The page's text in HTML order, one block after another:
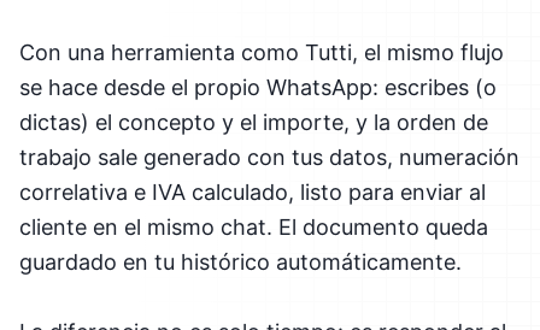
Con una herramienta como Tutti, el mismo flujo
se hace desde el propio WhatsApp: escribes (o
dictas) el concepto y el importe, y la orden de
trabajo sale generado con tus datos, numeración
correlativa e IVA calculado, listo para enviar al
cliente en el mismo chat. El documento queda
guardado en tu histórico automáticamente.